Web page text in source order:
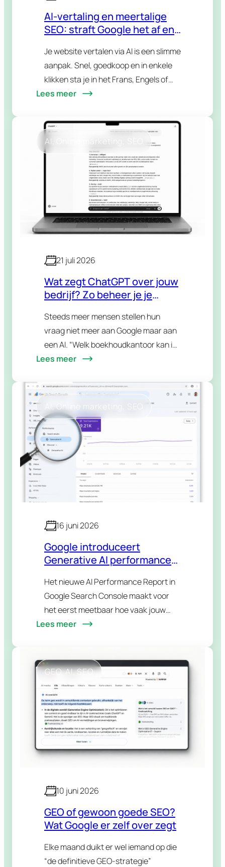
AI-vertaling en meertalige
SEO: straft Google het af en
Je website vertalen via AI is een slimme
aanpak. Snel, goedkoop en in enkele
klikken sta je in het Frans, Engels of
eender welke taal je doelgroep
Lees meer
AI Online marketing
21 juli 2026
Wat zegt ChatGPT over jouw
bedrijf? Zo beheer je je
Steeds meer mensen stellen hun
vraag niet meer aan Google maar aan
een AI. “Welk boekhoudkantoor kan ik
aanraden in mijn regio?” “Is dat merk
alternatieven voor…
Lees meer
AI , Online marketing
16 juni 2026
Google introduceert
Generative AI performance
zo meet je eindelijk je AI-
zichtbaarheid
Het nieuwe AI Performance Report in
Google Search Console maakt voor
het eerst meetbaar hoe vaak jouw
pagina’s opduiken in AI Overviews en AI
Lees meer
GEO, AI, SEO
10 juni 2026
GEO of gewoon goede SEO?
Wat Google er zelf over zegt
Elke maand duikt er wel iemand op die
“de definitieve GEO-strategie”